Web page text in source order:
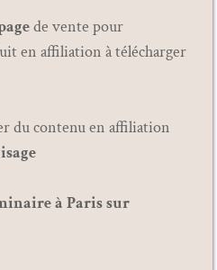
de vente pour
en affiliation à télécharger
du contenu en affiliation
à Paris sur